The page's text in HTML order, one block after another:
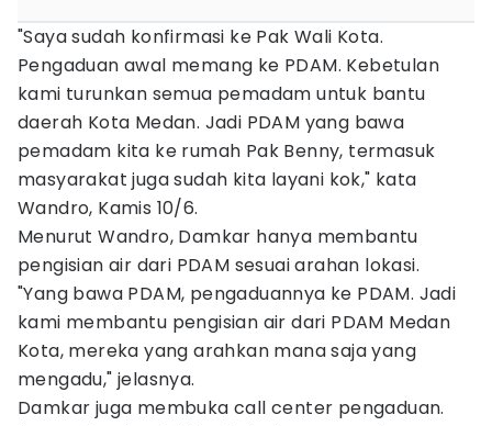
"Saya sudah konfirmasi ke Pak Wali Kota.
Pengaduan awal memang ke PDAM. Kebetulan
kami turunkan semua pemadam untuk bantu
daerah Kota Medan. Jadi PDAM yang bawa
pemadam kita ke rumah Pak Benny, termasuk
masyarakat juga sudah kita layani kok," kata
Wandro, Kamis 10/6.
Menurut Wandro, Damkar hanya membantu
pengisian air dari PDAM sesuai arahan lokasi.
"Yang bawa PDAM, pengaduannya ke PDAM. Jadi
kami membantu pengisian air dari PDAM Medan
Kota, mereka yang arahkan mana saja yang
mengadu," jelasnya.
Damkar juga membuka call center pengaduan.